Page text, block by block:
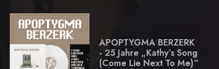
APOPTYGMA BERZERK
- 25 Jahre „Kathy’s Song
(Come Lie Next To Me)“